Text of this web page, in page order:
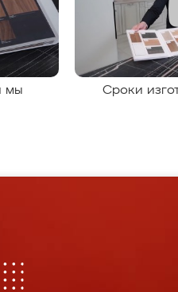
мы
Сроки